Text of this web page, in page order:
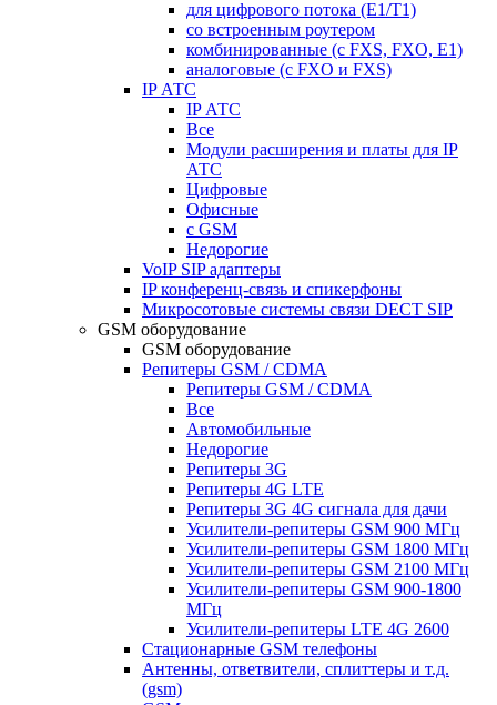
для цифрового потока (E1/T1)
со встроенным роутером
комбинированные (c FXS, FXO, E1)
аналоговые (с FXO и FXS)
IP АТС
IP АТС
Все
Модули расширения и платы для IP
АТС
Цифровые
Офисные
с GSM
Недорогие
VoIP SIP адаптеры
IP конференц-связь и спикерфоны
Микросотовые системы связи DECT SIP
GSM оборудование
GSM оборудование
Репитеры GSM / CDMA
Репитеры GSM / CDMA
Все
Автомобильные
Недорогие
Репитеры 3G
Репитеры 4G LTE
Репитеры 3G 4G сигнала для дачи
Усилители-репитеры GSM 900 МГц
Усилители-репитеры GSM 1800 МГц
Усилители-репитеры GSM 2100 МГц
Усилители-репитеры GSM 900-1800
МГц
Усилители-репитеры LTE 4G 2600
Стационарные GSM телефоны
Антенны, ответвители, сплиттеры и т.д.
(gsm)